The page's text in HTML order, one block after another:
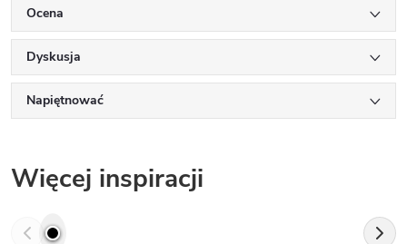
Ocena
Dyskusja
Napiętnować
Więcej inspiracji